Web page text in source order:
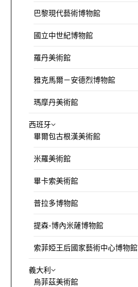
巴黎現代藝術博物館
國立中世紀博物館
羅丹美術館
雅克馬爾－安德烈博物館
瑪摩丹美術館
西班牙
畢爾包古根漢美術館
米羅美術館
畢卡索美術館
普拉多博物館
提森-博內米薩博物館
索菲婭王后國家藝術中心博物館
義大利
烏菲茲美術館